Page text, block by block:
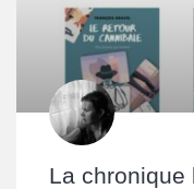
La chronique